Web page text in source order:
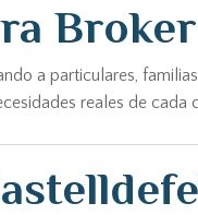
Broker
a particulares,
reales de cada